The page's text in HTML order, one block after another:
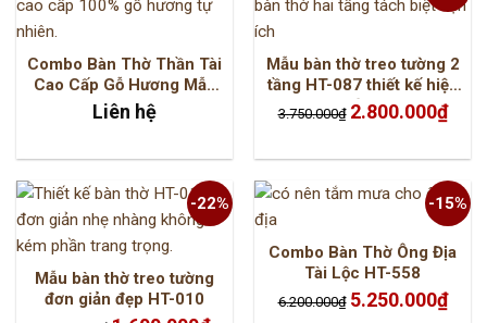
Combo Bàn Thờ Thần Tài
Cao Cấp Gỗ Hương Mẫu
HT-556
Liên hệ
Mẫu bàn thờ treo tường 2
tầng HT-087 thiết kế hiện
đại
3.750.000₫ Giá
gốc
2.800.000₫Giá
hiện
-22%
Mẫu bàn thờ treo tường
đơn giản đẹp HT-010
-15%
Combo Bàn Thờ Ông Địa
Tài Lộc HT-558
6.200.000₫ Giá
gốc
5.250.000₫Giá
hiện